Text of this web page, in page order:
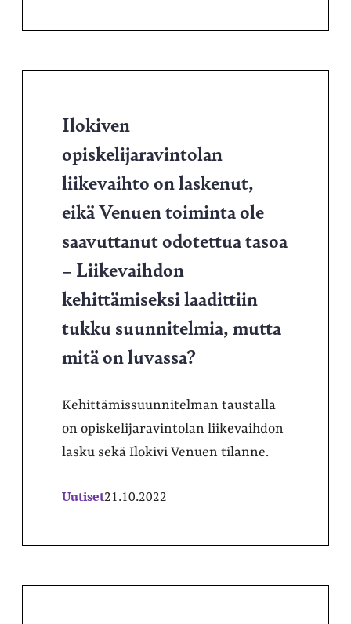
Ilokiven
opiskelijaravintolan
liikevaihto on laskenut,
eikä Venuen toiminta ole
saavuttanut odotettua tasoa
– Liikevaihdon
kehittämiseksi laadittiin
tukku suunnitelmia, mutta
mitä on luvassa?
Kehittämissuunnitelman taustalla
on opiskelijaravintolan liikevaihdon
lasku sekä Ilokivi Venuen tilanne.
Uutiset21.10.2022